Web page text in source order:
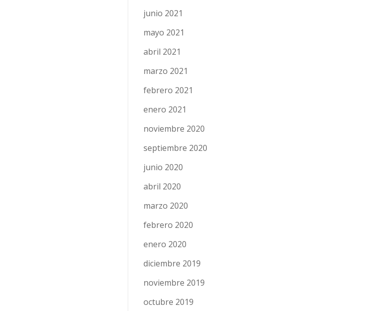
junio 2021
mayo 2021
abril 2021
marzo 2021
febrero 2021
enero 2021
noviembre 2020
septiembre 2020
junio 2020
abril 2020
marzo 2020
febrero 2020
enero 2020
diciembre 2019
noviembre 2019
octubre 2019